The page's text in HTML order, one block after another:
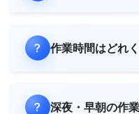
作業時間はどれ
深夜・早朝の作